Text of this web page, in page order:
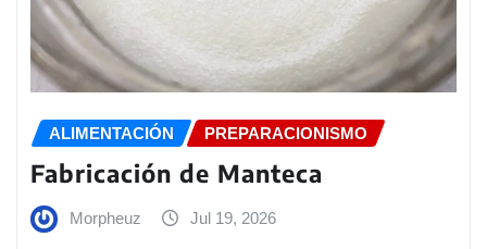
ALIMENTACIÓN PREPARACIONISMO
Fabricación de Manteca
Morpheuz Jul 19, 2026